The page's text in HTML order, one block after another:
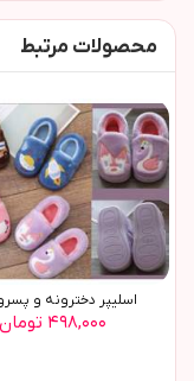
محصولات مرتبط
اسليپر دخترونه و
۴۹۸,۰۰۰ تومان